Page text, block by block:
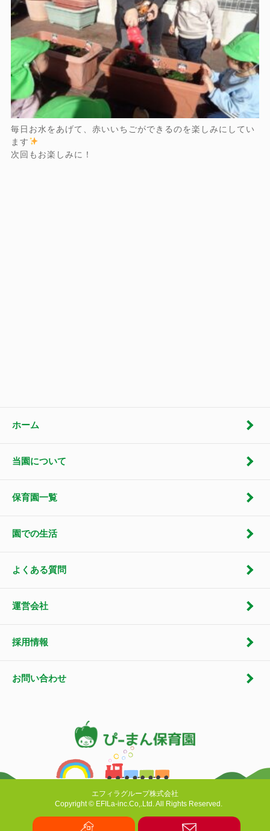
毎日お水をあげて、赤いいちごができるのを楽しみにしてい
ます
次回もお楽しみに！
ホーム
当園について
保育園一覧
園での生活
よくある質問
運営会社
採用情報
お問い合わせ
エフィラグループ株式会社
Copyright © EFILa-inc.Co,.Ltd. All Rights Reserved.